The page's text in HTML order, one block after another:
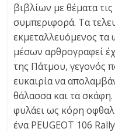
βιβλίων με θέματα
συμπεριφορά. Τα
εκμεταλλευόμενος
μέσων αρθρογραφεί
της Πάτμου, γεγονός
ευκαιρία να
θάλασσα και τα
φυλάει ως κόρη
ένα PEUGEOT 106